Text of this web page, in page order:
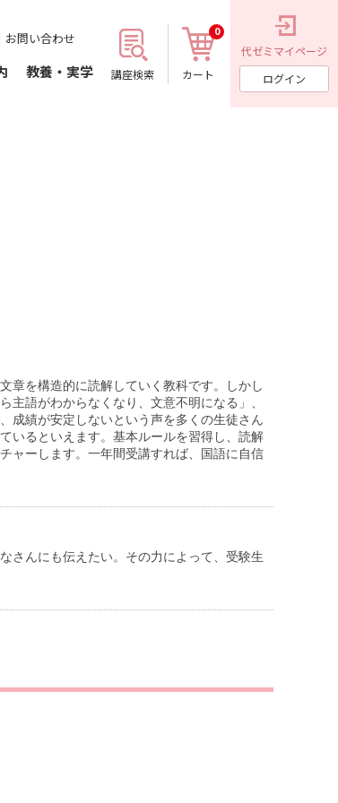
お問い合わせ
教養・実学 講座検索 カート
0
代ゼミマイページ
ログイン
章を構造的に読解していく教科です。しかし
語がわからなくなり、文意不明になる」、
成績が安定しないという声を多くの生徒さん
いるといえます。基本ルールを習得し、読解
ャーします。一年間受講すれば、国語に自信
さんにも伝えたい。その力によって、受験生